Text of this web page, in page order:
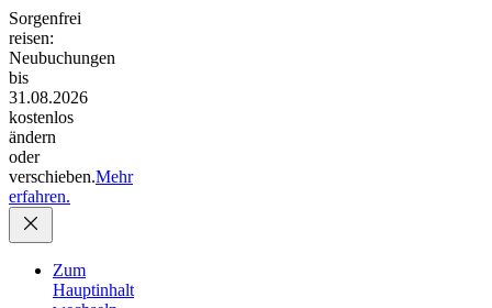
Sorgenfrei
reisen:
Neubuchungen
bis
31.08.2026
kostenlos
ändern
oder
verschieben.Mehr
erfahren.
Zum
Hauptinhalt